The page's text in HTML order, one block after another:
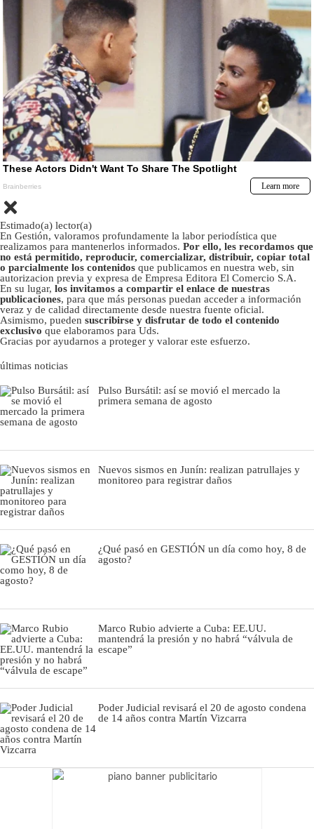
Estimado(a) lector(a)
En Gestión, valoramos profundamente la labor periodística que
realizamos para mantenerlos informados. Por ello, les recordamos que
no está permitido, reproducir, comercializar, distribuir, copiar total
o parcialmente los contenidos que publicamos en nuestra web, sin
autorizacion previa y expresa de Empresa Editora El Comercio S.A.
En su lugar, los invitamos a compartir el enlace de nuestras
publicaciones, para que más personas puedan acceder a información
veraz y de calidad directamente desde nuestra fuente oficial.
Asimismo, pueden suscribirse y disfrutar de todo el contenido
exclusivo que elaboramos para Uds.
Gracias por ayudarnos a proteger y valorar este esfuerzo.
últimas noticias
Pulso Bursátil: así se movió el mercado la
primera semana de agosto
Nuevos sismos en Junín: realizan patrullajes y
monitoreo para registrar daños
¿Qué pasó en GESTIÓN un día como hoy, 8 de
agosto?
Marco Rubio advierte a Cuba: EE.UU.
mantendrá la presión y no habrá “válvula de
escape”
Poder Judicial revisará el 20 de agosto condena
de 14 años contra Martín Vizcarra